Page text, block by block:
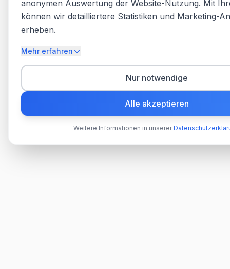
anonymen Auswertung der Website-Nutzung. Mit
können wir detailliertere Statistiken und Marketing-
erheben.
Mehr erfahren
Nur notwendige
Alle akzeptieren
Weitere Informationen in unserer